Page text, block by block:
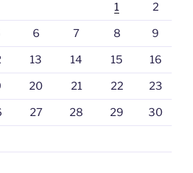
1 2
6 7 8 9
13 14 15 16
20 21 22 23
27 28 29 30